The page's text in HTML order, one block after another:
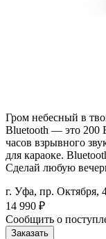
Гром небесный в
Bluetooth — это 200
часов взрывного
для караоке.
Сделай любую
г. Уфа, пр. Октября,
14 990 ₽
Сообщить о
Заказать